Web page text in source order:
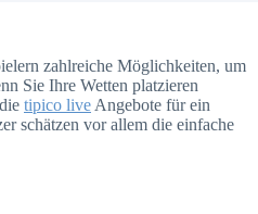
zahlreiche Möglichkeiten, um
Sie Ihre Wetten platzieren
tipico live Angebote für ein
schätzen vor allem die einfache